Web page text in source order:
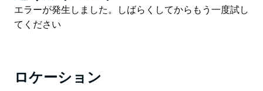
ストリーミング再生できます。観光に出かける際は、ス
タッフに地元のおすすめ情報をお尋ねください。また、
ます。
List
Product
List
エラーが発生しました。しばらくしてからもう一度試し
てください
ロケーション